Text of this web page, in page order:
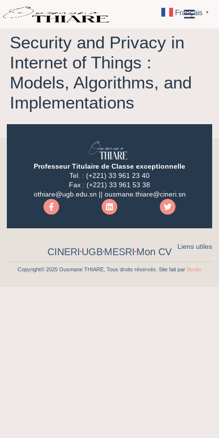
Security and Privacy in
Internet of Things :
Models, Algorithms, and
Implementations
Professeur Titulaire de Classe exceptionnelle
Tel. : (+221) 33 961 23 40
Fax : (+221) 33 961 53 38
othiare@ugb.edu.sn || ousmane.thiare@cineri.sn
Liens utiles
CINERI UGBMESRI Mon CV
Copyright© 2025 Ousmane THIARE, Tous droits réservés. Site fait par Benito
Français ▼